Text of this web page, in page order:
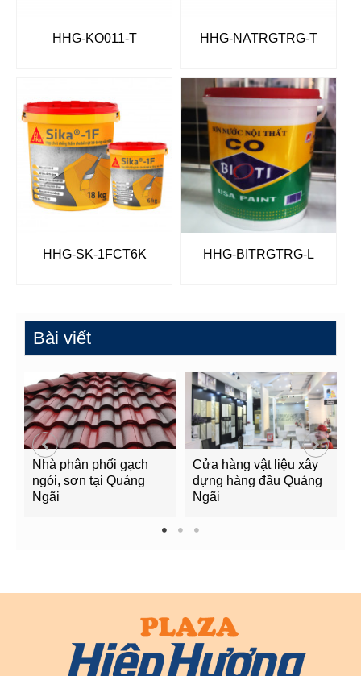
HHG-KO011-T HHG-NATRGTRG-T
HHG-SK-1FCT6K HHG-BITRGTRG-L
Bài viết
Nhà phân phối gạch
ngói, sơn tại Quảng
Ngãi
Cửa hàng vật liệu xây
dựng hàng đầu Quảng
Ngãi
1 2 3